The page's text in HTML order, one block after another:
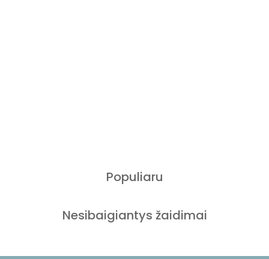
Populiaru
Nesibaigiantys žaidimai